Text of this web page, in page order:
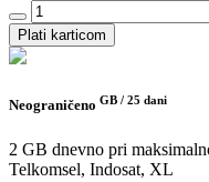
Plati karticom
Neograničeno GB / 25 dani
2 GB dnevno pri
Telkomsel, Indosat, XL